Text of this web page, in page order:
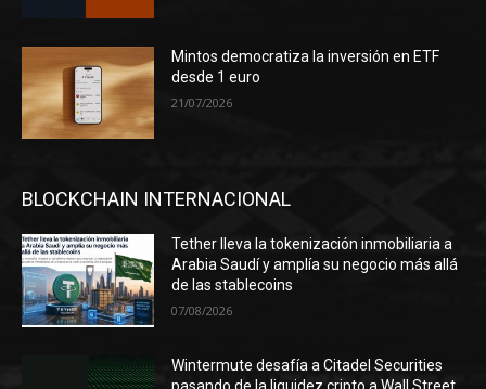
Mintos democratiza la inversión en ETF
desde 1 euro
21/07/2026
BLOCKCHAIN INTERNACIONAL
Tether lleva la tokenización inmobiliaria a
Arabia Saudí y amplía su negocio más allá
de las stablecoins
07/08/2026
Wintermute desafía a Citadel Securities